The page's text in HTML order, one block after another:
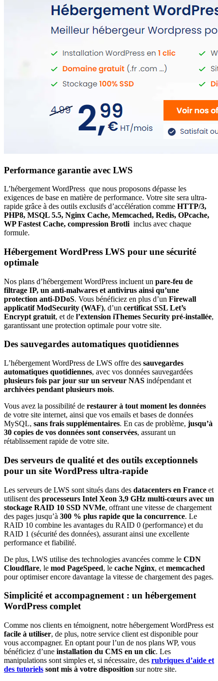
Performance garantie avec LWS
L’hébergement WordPress que nous proposons dépasse les
exigences de base en matière de performance. Votre site sera ultra-
rapide grâce à des outils exclusifs d’accélération comme HTTP/3,
PHP8, MSQL 5.5, Nginx Cache, Memcached, Redis, OPcache,
WP Fastest Cache, compression Brotli inclus avec chaque
formule.
Hébergement WordPress LWS pour une sécurité
optimale
Nos plans d’hébergement WordPress incluent un pare-feu de
filtrage IP, un anti-malwares et antivirus ainsi qu’une
protection anti-DDoS. Vous bénéficiez en plus d’un Firewall
applicatif ModSecurity (WAF), d’un certificat SSL Let’s
Encrypt gratuit, et de l’extension iThemes Security pré-installée,
garantissant une protection optimale pour votre site.
Des sauvegardes automatiques quotidiennes
L’hébergement WordPress de LWS offre des sauvegardes
automatiques quotidiennes, avec vos données sauvegardées
plusieurs fois par jour sur un serveur NAS indépendant et
archivées pendant plusieurs mois.
Vous avez la possibilité de restaurer à tout moment les données
de votre site internet, ainsi que vos emails et bases de données
MySQL, sans frais supplémentaires. En cas de problème, jusqu’à
30 copies de vos données sont conservées, assurant un
rétablissement rapide de votre site.
Des serveurs de qualité et des outils exceptionnels
pour un site WordPress ultra-rapide
Les serveurs de LWS sont situés dans des datacenters en France et
utilisent des processeurs Intel Xeon 3,9 GHz multi-cœurs avec un
stockage RAID 10 SSD NVMe, offrant une vitesse de chargement
des pages jusqu’à 300 % plus rapide que la concurrence. Le
RAID 10 combine les avantages du RAID 0 (performance) et du
RAID 1 (sécurité des données), assurant ainsi une excellente
performance et fiabilité.
De plus, LWS utilise des technologies avancées comme le CDN
Cloudflare, le mod PageSpeed, le cache Nginx, et memcached
pour optimiser encore davantage la vitesse de chargement des pages.
Simplicité et accompagnement : un hébergement
WordPress complet
Comme nos clients en témoignent, notre hébergement WordPress est
facile à utiliser, de plus, notre service client est disponible pour
vous accompagner. En optant pour l’un de nos plans WP, vous
bénéficiez d’une installation du CMS en un clic. Les
manipulations sont simples et, si nécessaire, des rubriques d’aide et
des tutoriels sont mis à votre disposition sur notre site.